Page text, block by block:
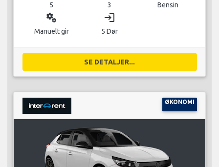
5 3 Bensin
miscellaneous_services
Manuelt gir
login
5 Dør
SE DETALJER...
ØKONOMI